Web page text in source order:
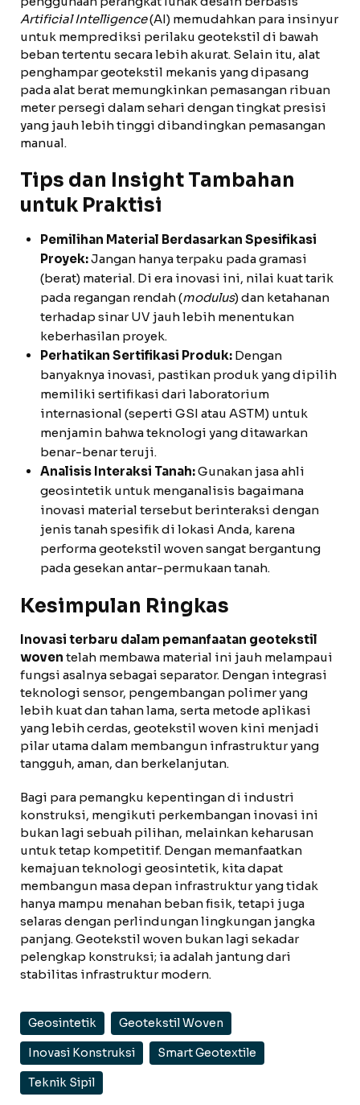
Artificial Intelligence(AI) memudahkan para insinyur
untuk memprediksi perilaku geotekstil di bawah
beban tertentu secara lebih akurat. Selain itu, alat
penghampar geotekstil mekanis yang dipasang
pada alat berat memungkinkan pemasangan ribuan
meter persegi dalam sehari dengan tingkat presisi
yang jauh lebih tinggi dibandingkan pemasangan
manual.
Tips dan Insight Tambahan
untuk Praktisi
Pemilihan Material Berdasarkan Spesifikasi
Proyek:Jangan hanya terpaku pada gramasi
(berat) material. Di era inovasi ini, nilai kuat tarik
pada regangan rendah (modulus) dan ketahanan
terhadap sinar UV jauh lebih menentukan
keberhasilan proyek.
Perhatikan Sertifikasi Produk: Dengan
banyaknya inovasi, pastikan produk yang dipilih
memiliki sertifikasi dari laboratorium
internasional (seperti GSI atau ASTM) untuk
menjamin bahwa teknologi yang ditawarkan
benar-benar teruji.
Analisis Interaksi Tanah:Gunakan jasa ahli
geosintetik untuk menganalisis bagaimana
inovasi material tersebut berinteraksi dengan
jenis tanah spesifik di lokasi Anda, karena
performa geotekstil woven sangat bergantung
pada gesekan antar-permukaan tanah.
Kesimpulan Ringkas
Inovasi terbaru dalam pemanfaatan geotekstil
woven telah membawa material ini jauh melampaui
fungsi asalnya sebagai separator. Dengan integrasi
teknologi sensor, pengembangan polimer yang
lebih kuat dan tahan lama, serta metode aplikasi
yang lebih cerdas, geotekstil woven kini menjadi
pilar utama dalam membangun infrastruktur yang
tangguh, aman, dan berkelanjutan.
Bagi para pemangku kepentingan di industri
konstruksi, mengikuti perkembangan inovasi ini
bukan lagi sebuah pilihan, melainkan keharusan
untuk tetap kompetitif. Dengan memanfaatkan
kemajuan teknologi geosintetik, kita dapat
membangun masa depan infrastruktur yang tidak
hanya mampu menahan beban fisik, tetapi juga
selaras dengan perlindungan lingkungan jangka
panjang. Geotekstil woven bukan lagi sekadar
pelengkap konstruksi; ia adalah jantung dari
stabilitas infrastruktur modern.
Geosintetik Geotekstil Woven
Inovasi Konstruksi Smart Geotextile
Teknik Sipil